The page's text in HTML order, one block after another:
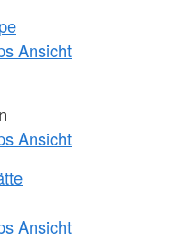
Ansicht
Ansicht
Ansicht